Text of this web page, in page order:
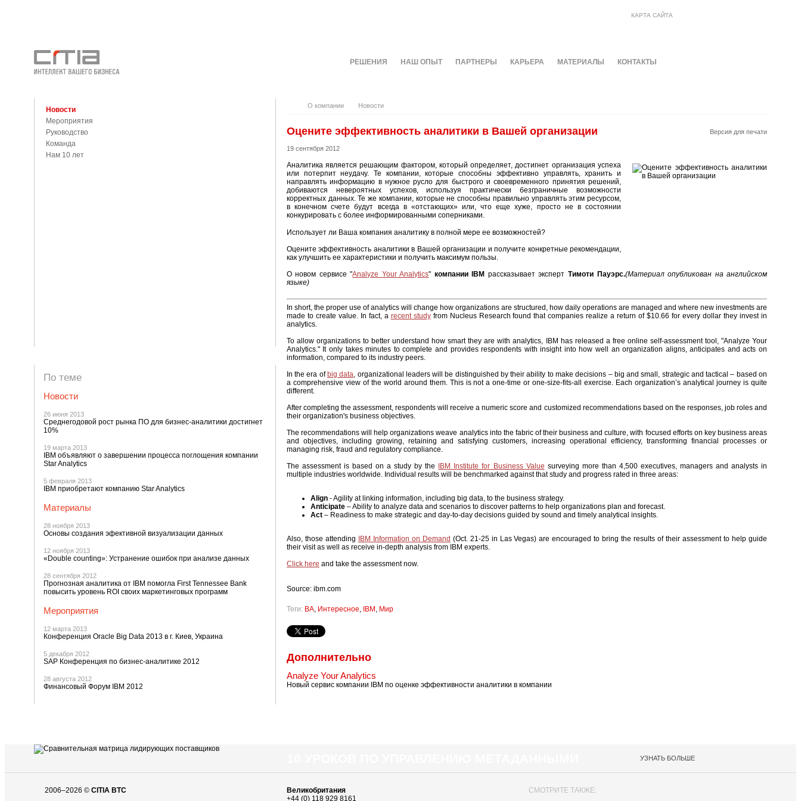
КАРТА САЙТА
РЕШЕНИЯ НАШ ОПЫТ ПАРТНЕРЫ КАРЬЕРА МАТЕРИАЛЫ КОНТАКТЫ
Новости
Мероприятия
Руководство
Команда
Нам 10 лет
По теме
Новости
26 июня 2013
Среднегодовой рост рынка ПО для бизнес-аналитики достигнет
10%
19 марта 2013
IBM объявляют о завершении процесса поглощения компании
Star Analytics
5 февраля 2013
IBM приобретают компанию Star Analytics
Материалы
28 ноября 2013
Основы создания эфективной визуализации данных
12 ноября 2013
«Double counting»: Устранение ошибок при анализе данных
28 сентября 2012
Прогнозная аналитика от IBM помогла First Tennessee Bank
повысить уровень ROI своих маркетинговых программ
Мероприятия
12 марта 2013
Конференция Oracle Big Data 2013 в г. Киев, Украина
5 декабря 2012
SAP Конференция по бизнес-аналитике 2012
28 августа 2012
Финансовый Форум IBM 2012
О компании Новости
Версия для печати
Оцените эффективность аналитики в Вашей организации
19 сентября 2012
Аналитика является решающим фактором, который определяет, достигнет организация успеха
или потерпит неудачу. Те компании, которые способны эффективно управлять, хранить и
направлять информацию в нужное русло для быстрого и своевременного принятия решений,
добиваются невероятных успехов, используя практически безграничные возможности
корректных данных. Те же компании, которые не способны правильно управлять этим ресурсом,
в конечном счете будут всегда в «отстающих» или, что еще хуже, просто не в состоянии
конкурировать с более информированными соперниками.
Использует ли Ваша компания аналитику в полной мере ее возможностей?
Оцените эффективность аналитики в Вашей организации и получите конкретные рекомендации,
как улучшить ее характеристики и получить максимум пользы.
О новом сервисе "Analyze Your Analytics" компании IBM рассказывает экспертТимоти Пауэрс.(Материал опубликован на английском
языке)
In short, the proper use of analytics will change how organizations are structured, how daily operations are managed and where new investments are
made to create value. In fact, a recent studyfrom Nucleus Research found that companies realize a return of $10.66 for every dollar they invest in
analytics.
To allow organizations to better understand how smart they are with analytics, IBM has released a free online self-assessment tool, "Analyze Your
Analytics." It only takes minutes to complete and provides respondents with insight into how well an organization aligns, anticipates and acts on
information, compared to its industry peers.
In the era of big data, organizational leaders will be distinguished by their ability to make decisions – big and small, strategic and tactical – based on
a comprehensive view of the world around them. This is not a one-time or one-size-fits-all exercise. Each organization’s analytical journey is quite
different.
After completing the assessment, respondents will receive a numeric score and customized recommendations based on the responses, job roles and
their organization's business objectives.
The recommendations will help organizations weave analytics into the fabric of their business and culture, with focused efforts on key business areas
and objectives, including growing, retaining and satisfying customers, increasing operational efficiency, transforming financial processes or
managing risk, fraud and regulatory compliance.
The assessment is based on a study by the
IBM Institute for Business Value surveying more than 4,500 executives, managers and analysts in
multiple industries worldwide. Individual results will be benchmarked against that study and progress rated in three areas:
Align- Agility at linking information, including big data, to the business strategy.
Anticipate– Ability to analyze data and scenarios to discover patterns to help organizations plan and forecast.
Act – Readiness to make strategic and day-to-day decisions guided by sound and timely analytical insights.
Also, those attending IBM Information on Demand (Oct. 21-25 in Las Vegas) are encouraged to bring the results of their assessment to help guide
their visit as well as receive in-depth analysis from IBM experts.
Click here and take the assessment now.
Source: ibm.com
Теги: BA, Интересное, IBM , Мир
Дополнительно
Analyze Your Analytics
Новый сервис компании IBM по оценке эффективности аналитики в компании
УЗНАТЬ БОЛЬШЕ
2006–2026 © CITIA BTC
Великобритания
+44 (0) 118 929 8161
СМОТРИТЕ ТАКЖЕ: